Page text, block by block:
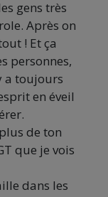
gens très
Après on
! Et ça
personnes,
a toujours
en éveil
de ton
que je vois
dans les